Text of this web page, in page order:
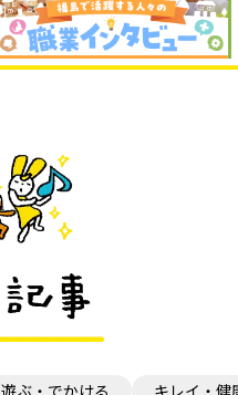
遊ぶ・でかける キレイ・健